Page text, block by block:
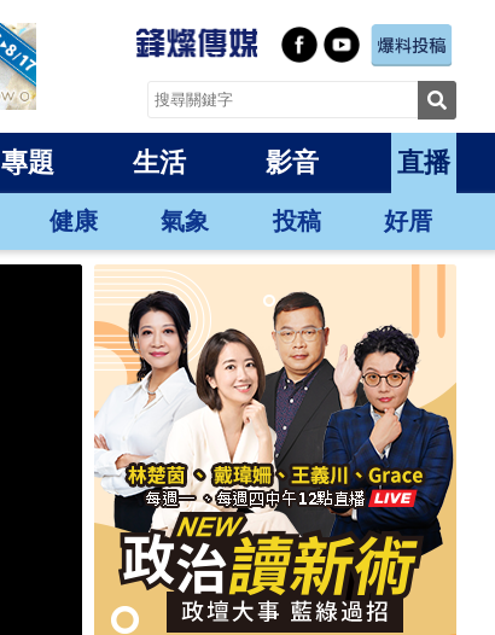
專題 生活 影音 直播
健康 氣象 投稿 好厝